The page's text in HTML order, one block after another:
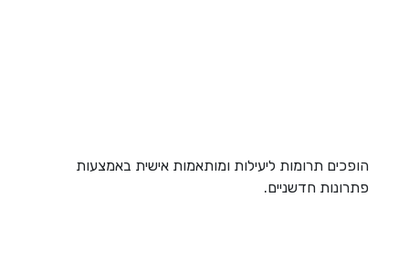
הופכים תרומות ליעילות ומותאמות אישית באמצעות
פתרונות חדשניים.